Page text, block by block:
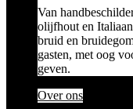
Van
olijfhout en
bruid en
gasten, met oog
geven.
Over ons